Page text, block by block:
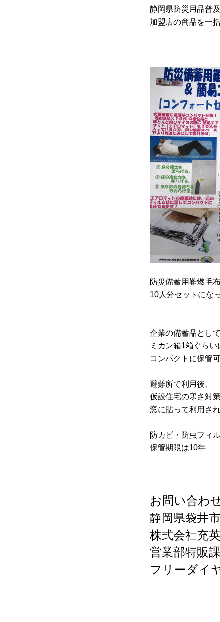
静岡県防災用品普
加盟店の商品を一
防災備蓄用難燃毛
10人分セットにな
企業の備蓄品として
ミカン箱1箱ぐら
コンパクトに保管
避難所で利用後、
仮設住宅の寒さ対
窓に貼って利用さ
防カビ・防虫フィ
保管期限は10年
お問い合わ
静岡県袋井
株式会社充
営業部特販
フリーダイ